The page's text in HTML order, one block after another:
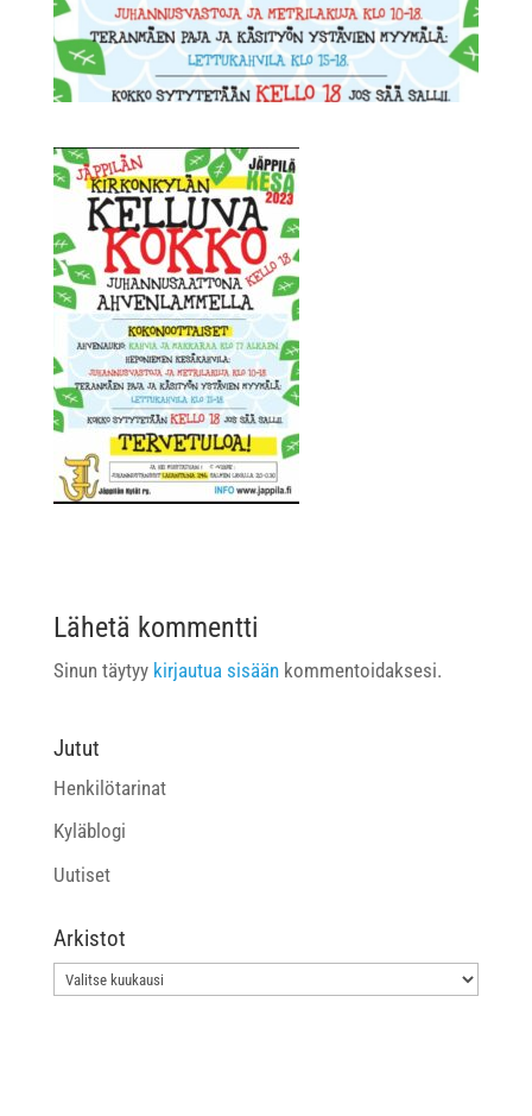
Lähetä kommentti
Sinun täytyy kirjautua sisäänkommentoidaksesi.
Jutut
Henkilötarinat
Kyläblogi
Uutiset
Arkistot
Arkistot